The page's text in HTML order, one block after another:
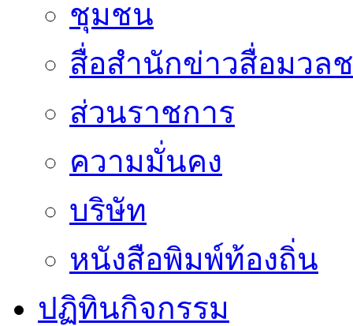
ชุมชน
สื่อสำนักข่าวสื่อมวล
ส่วนราชการ
ความมั่นคง
บริษัท
หนังสือพิมพ์ท้องถิ่น
ปฏิทินกิจกรรม